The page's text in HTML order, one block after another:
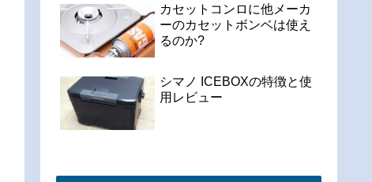
カセットコンロに他メーカ
ーのカセットボンベは使え
るのか?
シマノ ICEBOXの特徴と使
用レビュー